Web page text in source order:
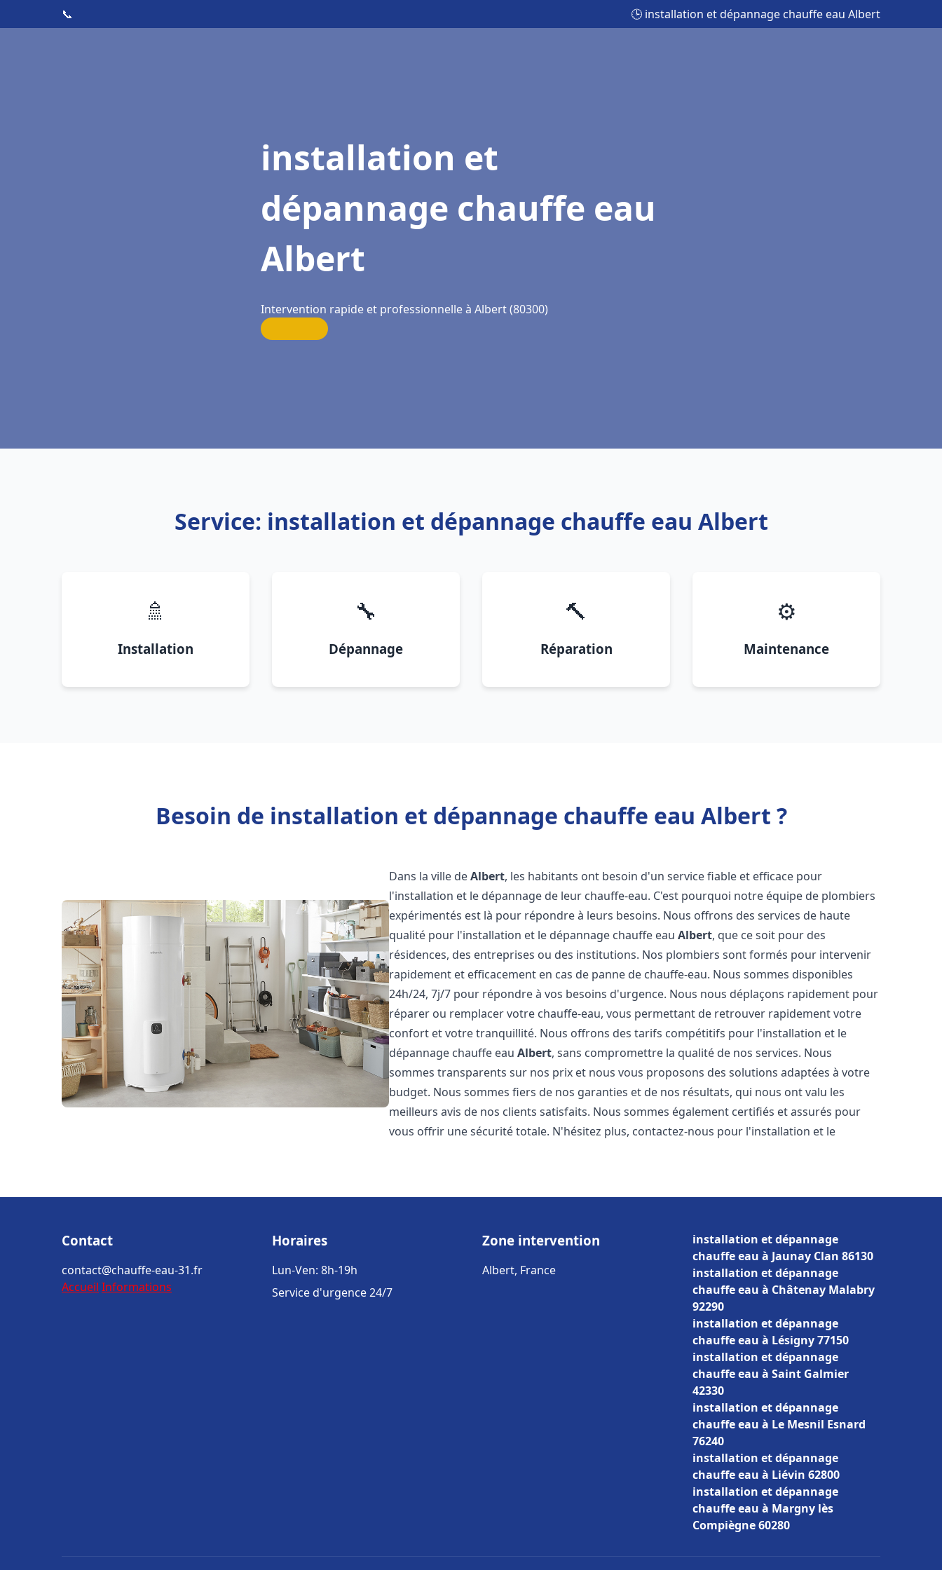
📞 🕒 installation et dépannage chauffe eau Albert
installation et
dépannage chauffe eau
Albert
Intervention rapide et professionnelle à Albert (80300)
Service: installation et dépannage chauffe eau Albert
🚿
Installation
🔧
Dépannage
🔨
Réparation
⚙️
Maintenance
Besoin de installation et dépannage chauffe eau Albert ?
Dans la ville deAlbert, les habitants ont besoin d'un service fiable et efficace pour
l'installation et le dépannage de leur chauffe-eau. C'est pourquoi notre équipe de plombiers
expérimentés est là pour répondre à leurs besoins. Nous offrons des services de haute
qualité pour l'installation et le dépannage chauffe eauAlbert, que ce soit pour des
résidences, des entreprises ou des institutions. Nos plombiers sont formés pour intervenir
rapidement et efficacement en cas de panne de chauffe-eau. Nous sommes disponibles
24h/24, 7j/7 pour répondre à vos besoins d'urgence. Nous nous déplaçons rapidement pour
réparer ou remplacer votre chauffe-eau, vous permettant de retrouver rapidement votre
confort et votre tranquillité. Nous offrons des tarifs compétitifs pour l'installation et le
dépannage chauffe eauAlbert, sans compromettre la qualité de nos services. Nous
sommes transparents sur nos prix et nous vous proposons des solutions adaptées à votre
budget. Nous sommes fiers de nos garanties et de nos résultats, qui nous ont valu les
meilleurs avis de nos clients satisfaits. Nous sommes également certifiés et assurés pour
vous offrir une sécurité totale. N'hésitez plus, contactez-nous pour l'installation et le
Contact
contact@chauffe-eau-31.fr
Accueil Informations
Horaires
Lun-Ven: 8h-19h
Service d'urgence 24/7
Zone intervention
Albert, France
installation et dépannage
chauffe eau à Jaunay Clan 86130
installation et dépannage
chauffe eau à Châtenay Malabry
92290
installation et dépannage
chauffe eau à Lésigny 77150
installation et dépannage
chauffe eau à Saint Galmier
42330
installation et dépannage
chauffe eau à Le Mesnil Esnard
76240
installation et dépannage
chauffe eau à Liévin 62800
installation et dépannage
chauffe eau à Margny lès
Compiègne 60280